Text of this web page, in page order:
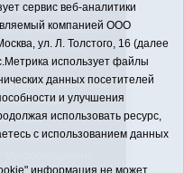
обязательна
при финансовой
области
ЭЛ № ФС 77-66066
службой по
"Информационно-
сервис веб-аналитики
компанией ООО
ул. Л. Толстого, 16 (далее
использует файлы
данных посетителей
и улучшения
использовать ресурс,
с использованием данных
информация не может